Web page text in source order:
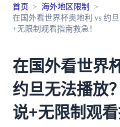
首页
海外地区限制
在国外看世界杯奥地利 vs 约
+无限制观看指南救急！
在国外看世界
约旦无法播放
说+无限制观看